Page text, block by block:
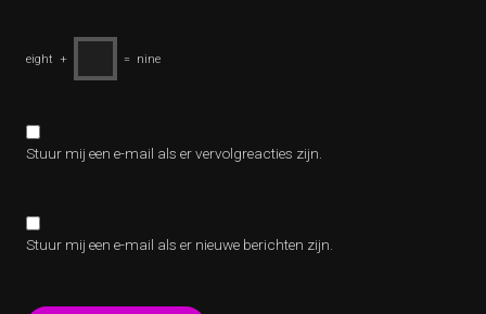
eight + = nine
Stuur mij een e-mail als er vervolgreacties zijn.
Stuur mij een e-mail als er nieuwe berichten zijn.